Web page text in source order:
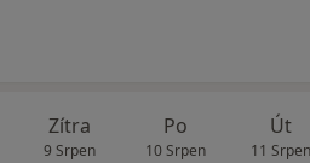
Zítra
9 Srpen
Po
10 Srpen
Út
11 Srpen